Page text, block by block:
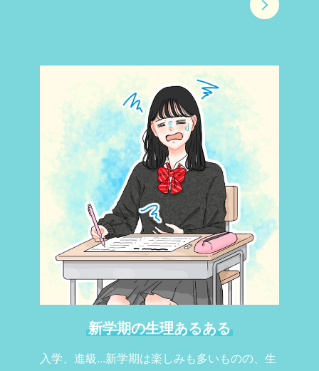
新学期の生理あるある
入学、進級...新学期は楽しみも多いものの、生